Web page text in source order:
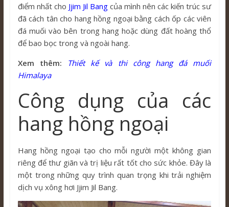
điểm nhất cho Jjim Jil Bangcủa mình nên các kiến trúc sư
đã cách tân cho hang hồng ngoại bằng cách ốp các viên
đá muối vào bên trong hang hoặc dùng đất hoàng thổ
để bao bọc trong và ngoài hang.
Xem thêm:
Thiết kế và thi công hang đá muối
Himalaya
Công dụng của các
hang hồng ngoại
Hang hồng ngoại tạo cho mỗi người một không gian
riêng để thư giãn và trị liệu rất tốt cho sức khỏe. Đây là
một trong những quy trình quan trọng khi trải nghiệm
dịch vụ xông hơi Jjim Jil Bang.